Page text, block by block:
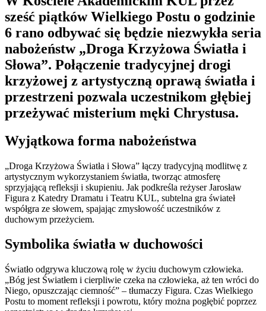
sześć piątków Wielkiego Postu o godzinie
6 rano odbywać się będzie niezwykła seria
nabożeństw „Droga Krzyżowa Światła i
Słowa”. Połączenie tradycyjnej drogi
krzyżowej z artystyczną oprawą światła i
przestrzeni pozwala uczestnikom głębiej
przeżywać misterium męki Chrystusa.
Wyjątkowa forma nabożeństwa
„Droga Krzyżowa Światła i Słowa” łączy tradycyjną modlitwę z
artystycznym wykorzystaniem światła, tworząc atmosferę
sprzyjającą refleksji i skupieniu. Jak podkreśla reżyser Jarosław
Figura z Katedry Dramatu i Teatru KUL, subtelna gra świateł
współgra ze słowem, spajając zmysłowość uczestników z
duchowym przeżyciem.
Symbolika światła w duchowości
Światło odgrywa kluczową rolę w życiu duchowym człowieka.
„Bóg jest Światłem i cierpliwie czeka na człowieka, aż ten wróci do
Niego, opuszczając ciemność” – tłumaczy Figura. Czas Wielkiego
Postu to moment refleksji i powrotu, który można pogłębić poprzez